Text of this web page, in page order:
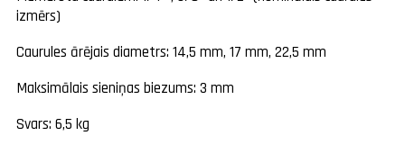
izmērs)
Caurules ārējais diametrs: 14,5 mm, 17 mm, 22,5 mm
Maksimālais sieniņas biezums: 3 mm
Svars: 6,5 kg